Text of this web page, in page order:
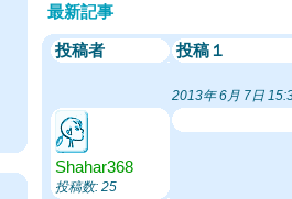
最新記事
投稿者 投稿１
2013年 6月 7日
Shahar368
投稿数: 25